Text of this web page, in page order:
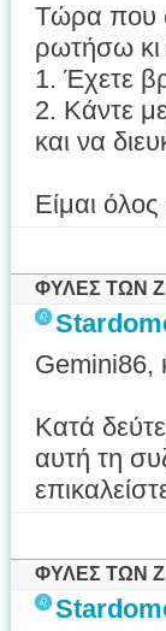
Τώρα που
ρωτήσω κι
1. Έχετε
2. Κάντε
και να
Είμαι όλος
ΦΥΛΕΣ ΤΩΝ
Gemini86,
Κατά
αυτή τη
ΦΥΛΕΣ ΤΩΝ